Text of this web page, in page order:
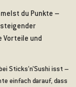
du Punkte –
Vorteile und
Sticks’n’Sushi isst –
einfach darauf, dass